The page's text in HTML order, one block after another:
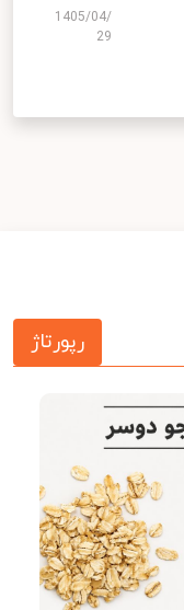
1405/04/
29
رپورتاژ